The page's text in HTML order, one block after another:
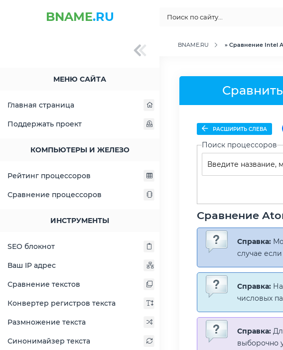
BNAME.RU
МЕНЮ САЙТА
Главная страница
Поддержать проект
КОМПЬЮТЕРЫ И ЖЕЛЕЗО
Рейтинг процессоров
Сравнение процессоров
ИНСТРУМЕНТЫ
SEO блокнот
Ваш IP адрес
Сравнение текстов
Конвертер регистров текста
Размножение текста
Синонимайзер текста
BNAME.RU » Сравнение Intel
РАСШИРИТЬ СЛЕВА
Поиск процессоров
Сравнение
Справка:
случае
Справка:
числовых
Справка:
выборочно